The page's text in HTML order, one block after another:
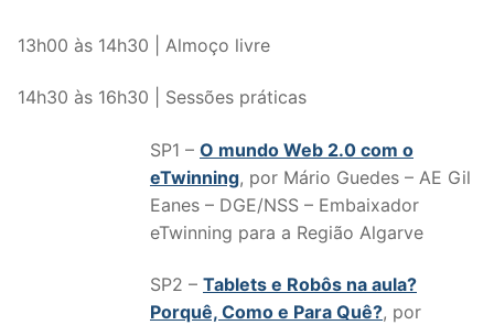
13h00 às 14h30 | Almoço livre
14h30 às 16h30 | Sessões práticas
SP1 – O mundo Web 2.0 com o
eTwinning, por Mário Guedes – AE Gil
Eanes – DGE/NSS – Embaixador
eTwinning para a Região Algarve
SP2 – Tablets e Robôs na aula?
Porquê, Como e Para Quê?, por